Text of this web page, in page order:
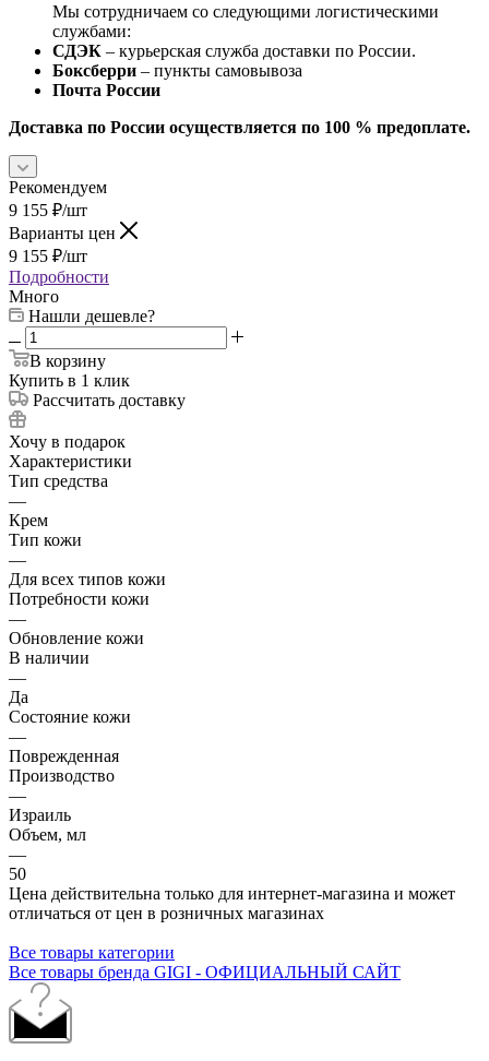
Мы сотрудничаем со следующими логистическими
службами:
СДЭК – курьерская служба доставки по России.
Боксберри – пункты самовывоза
Почта России
Доставка по России осуществляется по 100 % предоплате.
Рекомендуем
9 155 ₽/шт
Варианты цен
9 155 ₽/шт
Подробности
Много
Нашли дешевле?
В корзину
Купить в 1 клик
Рассчитать доставку
Хочу в подарок
Характеристики
Тип средства
—
Крем
Тип кожи
—
Для всех типов кожи
Потребности кожи
—
Обновление кожи
В наличии
—
Да
Состояние кожи
—
Поврежденная
Производство
—
Израиль
Объем, мл
—
50
Цена действительна только для интернет-магазина и может
отличаться от цен в розничных магазинах
Все товары категории
Все товары бренда GIGI - ОФИЦИАЛЬНЫЙ САЙТ